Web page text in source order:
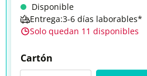
Disponible
Entrega:3-6 días laborables*
Solo quedan 11 disponibles
Cartón